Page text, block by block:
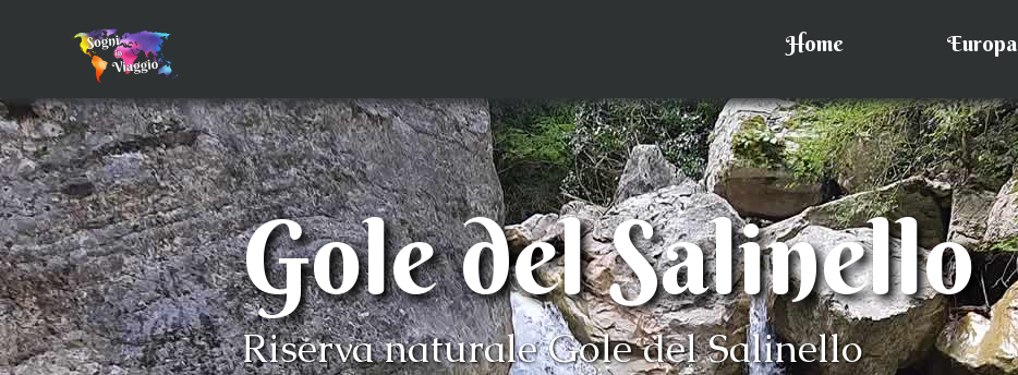
Home Europa
Gole del Salinello
Riserva naturale Gole del Salinello